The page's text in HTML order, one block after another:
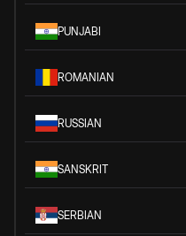
PUNJABI
ROMANIAN
RUSSIAN
SANSKRIT
SERBIAN